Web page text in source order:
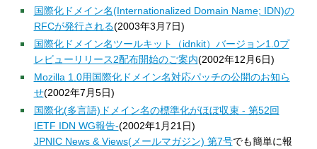
国際化ドメイン名(Internationalized Domain Name; IDN)の
RFCが発行される(2003年3月7日)
国際化ドメイン名ツールキット（idnkit）バージョン1.0プ
レビューリリース2配布開始のご案内(2002年12月6日)
Mozilla 1.0用国際化ドメイン名対応パッチの公開のお知ら
せ(2002年7月5日)
国際化(多言語)ドメイン名の標準化がほぼ収束 - 第52回
IETF IDN WG報告-(2002年1月21日)
JPNIC News & Views(メールマガジン) 第7号でも簡単に報